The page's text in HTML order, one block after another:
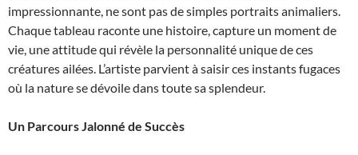
impressionnante, ne sont pas de simples portraits animaliers.
Chaque tableau raconte une histoire, capture un moment de
vie, une attitude qui révèle la personnalité unique de ces
créatures ailées. L’artiste parvient à saisir ces instants fugaces
où la nature se dévoile dans toute sa splendeur.
Un Parcours Jalonné de Succès